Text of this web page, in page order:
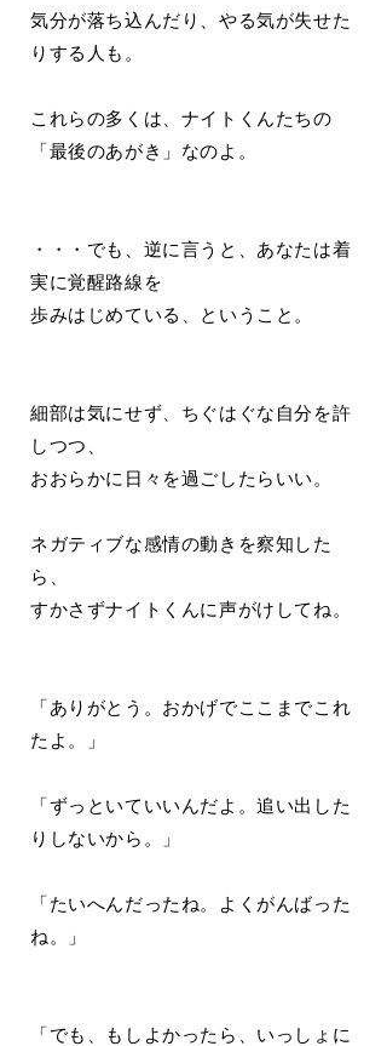
気分が落ち込んだり、やる気が失せた
りする人も。
これらの多くは、ナイトくんたちの
「最後のあがき」なのよ。
・・・でも、逆に言うと、あなたは着
実に覚醒路線を
歩みはじめている、ということ。
細部は気にせず、ちぐはぐな自分を許
しつつ、
おおらかに日々を過ごしたらいい。
ネガティブな感情の動きを察知した
ら、
すかさずナイトくんに声がけしてね。
「ありがとう。おかげでここまでこれ
たよ。」
「ずっといていいんだよ。追い出した
りしないから。」
「たいへんだったね。よくがんばった
ね。」
「でも、もしよかったら、いっしょに